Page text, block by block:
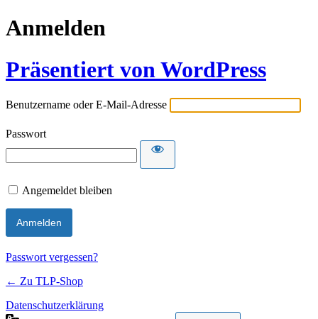
Anmelden
Präsentiert von WordPress
Benutzername oder E-Mail-Adresse
Passwort
Angemeldet bleiben
Passwort vergessen?
← Zu TLP-Shop
Datenschutzerklärung